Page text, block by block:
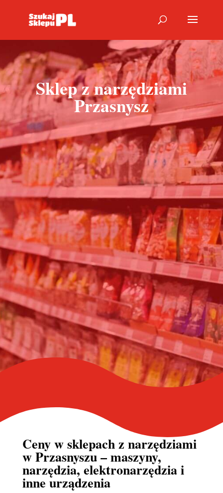
Sklep z narzędziami
Przasnysz
Ceny w sklepach z narzędziami
w Przasnyszu – maszyny,
narzędzia, elektronarzędzia i
inne urządzenia